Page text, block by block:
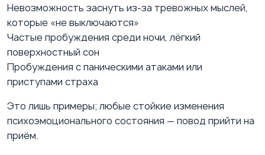
Невозможность заснуть из-за тревожных мыслей,
которые «не выключаются»
Частые пробуждения среди ночи, лёгкий
поверхностный сон
Пробуждения с паническими атаками или
приступами страха
Это лишь примеры; любые стойкие изменения
психоэмоционального состояния — повод прийти на
приём.